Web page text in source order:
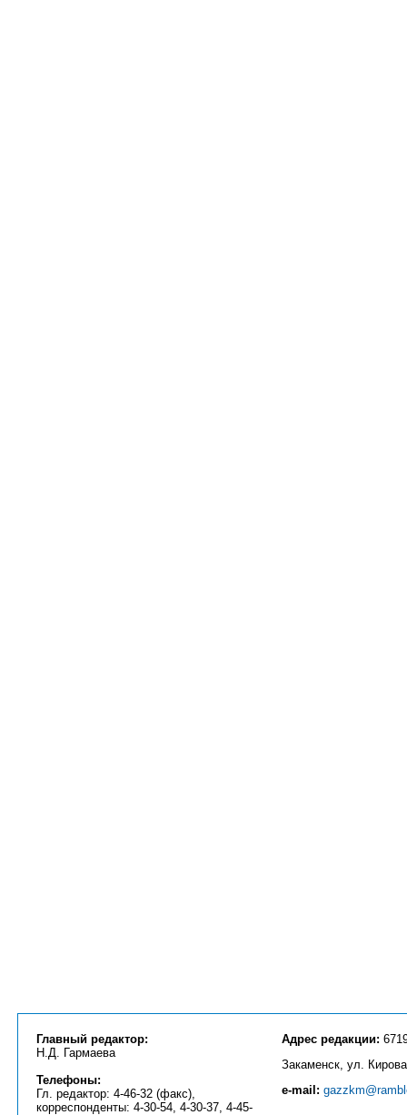
Главный редактор:
Н.Д. Гармаева
Телефоны:
Гл. редактор: 4-46-32 (факс),
корреспонденты: 4-30-54, 4-30-37, 4-45-
Адрес редакции:
Закаменск, ул.
e-mail: